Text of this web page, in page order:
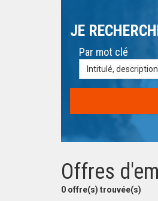
JE
Par mot clé
Offres
0 offre(s) trouvée(s)